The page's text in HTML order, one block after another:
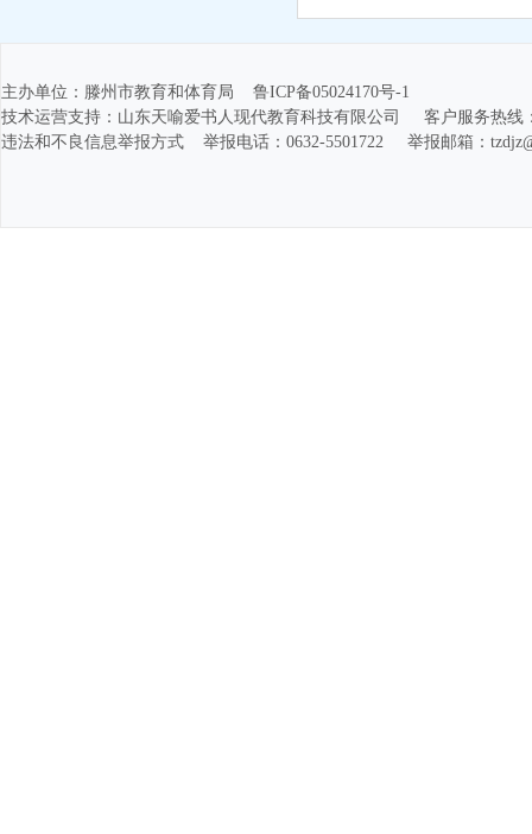
主办单位：滕州市教育和体育局 鲁ICP备05024170号-1
技术运营支持：山东天喻爱书人现代教育科技有限公司 客户服务热线
违法和不良信息举报方式 举报电话：0632-5501722 举报邮箱：